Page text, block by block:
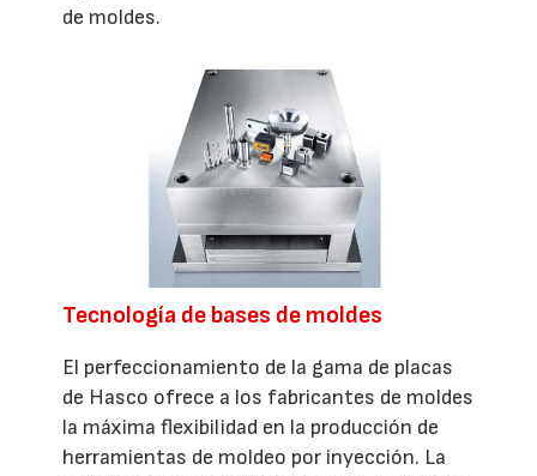
de moldes.
Tecnología de bases de moldes
El perfeccionamiento de la gama de placas
de Hasco ofrece a los fabricantes de moldes
la máxima flexibilidad en la producción de
herramientas de moldeo por inyección. La